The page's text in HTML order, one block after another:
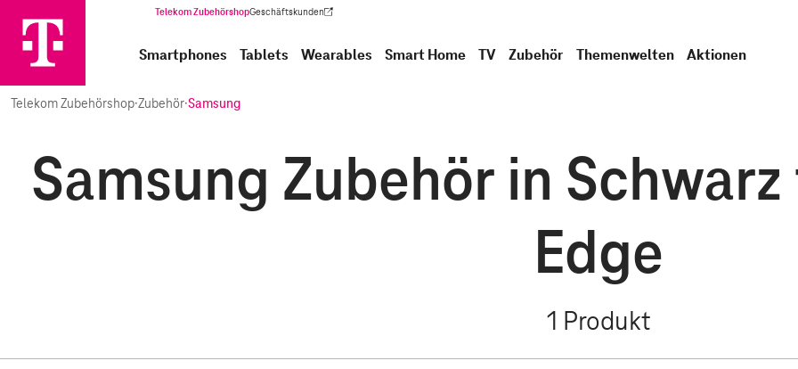
Telekom ZubehörshopGeschäftskunden
(Wird in einem neuen Tab geöffnet)
Smartphones Tablets Wearables Smart Home TV Zubehör Themenwelten Aktionen
Telekom Zubehörshop·Zubehör·Samsung
Samsung Zubehör in
Edge
1 Produkt